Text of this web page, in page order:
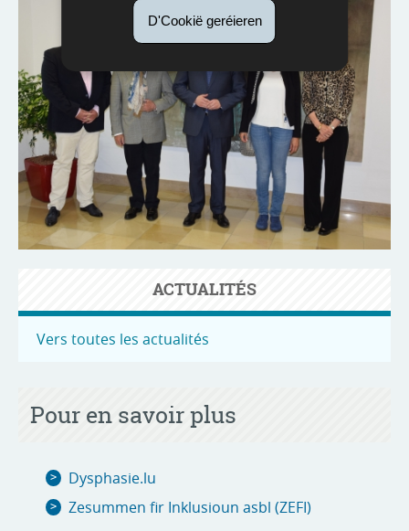
D'Cookië geréieren
ACTUALITÉS
Vers toutes les actualités
Pour en savoir plus
Dysphasie.lu
Zesummen fir Inklusioun asbl (ZEFI)